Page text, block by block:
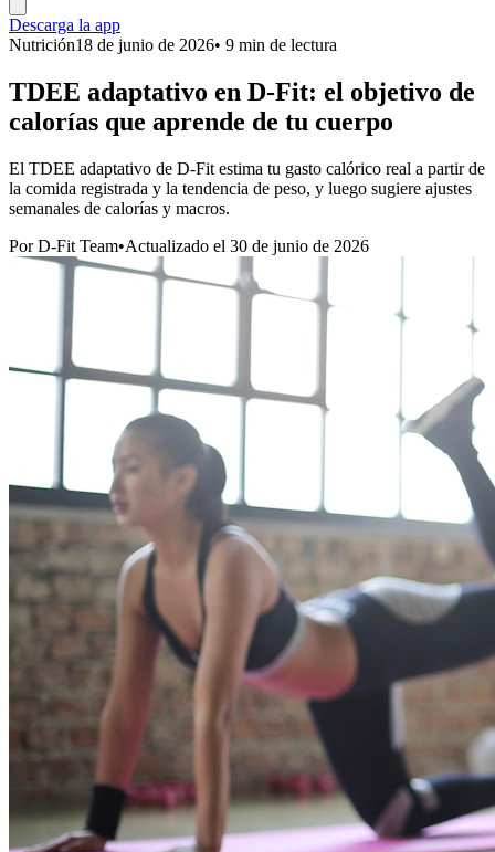
Descarga la app
Nutrición18 de junio de 2026• 9 min de lectura
TDEE adaptativo en D-Fit: el objetivo de
calorías que aprende de tu cuerpo
El TDEE adaptativo de D-Fit estima tu gasto calórico real a partir de
la comida registrada y la tendencia de peso, y luego sugiere ajustes
semanales de calorías y macros.
Por D-Fit Team•Actualizado el 30 de junio de 2026